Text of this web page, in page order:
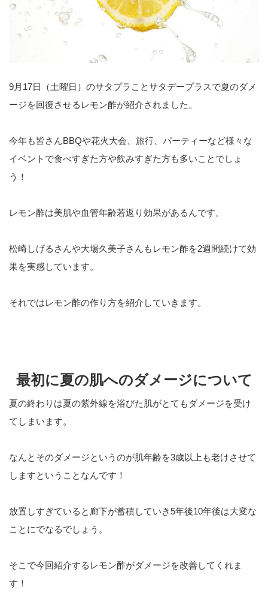
9月17日（土曜日）のサタプラことサタデープラスで夏のダメ
ージを回復させるレモン酢が紹介されました。
今年も皆さんBBQや花火大会、旅行、パーティーなど様々な
イベントで食べすぎた方や飲みすぎた方も多いことでしょ
う！
レモン酢は美肌や血管年齢若返り効果があるんです。
松崎しげるさんや大場久美子さんもレモン酢を2週間続けて効
果を実感しています。
それではレモン酢の作り方を紹介していきます。
最初に夏の肌へのダメージについて
夏の終わりは夏の紫外線を浴びた肌がとてもダメージを受け
てしまいます。
なんとそのダメージというのが肌年齢を3歳以上も老けさせて
しますということなんです！
放置しすぎていると廊下が蓄積していき5年後10年後は大変な
ことにでなるでしょう。
そこで今回紹介するレモン酢がダメージを改善してくれま
す！